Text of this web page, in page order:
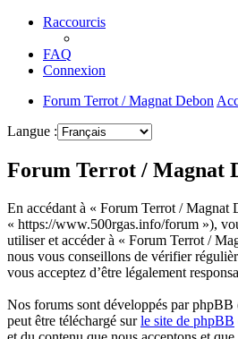
Raccourcis
FAQ
Connexion
Forum Terrot / Magnat Debon
Langue :
Forum Terrot / Magnat
En accédant à « Forum Terrot / Magnat
« https://www.500rgas.info/forum »),
utiliser et accéder à « Forum Terrot /
nous vous conseillons de vérifier
vous acceptez d’être légalement
Nos forums sont développés par
peut être téléchargé surle site de phpBB